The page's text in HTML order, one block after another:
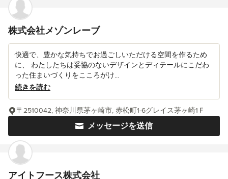
株式会社メゾンレーブ
快適で、豊かな気持ちでお過ごしいただける空間を作るため
に、 わたしたちは妥協のないデザインとディテールにこだわ
った住まいづくりをこころがけ...
続きを読む
メッセージを送信
〒2510042, 神奈川県茅ヶ崎市, 赤松町1-6グレイス茅ヶ崎1Ｆ
アイトフース株式会社